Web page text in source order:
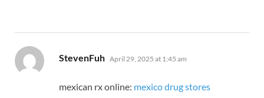
StevenFuh says:
April 29, 2025 at 1:45 am
mexican rx online: mexico drug stores